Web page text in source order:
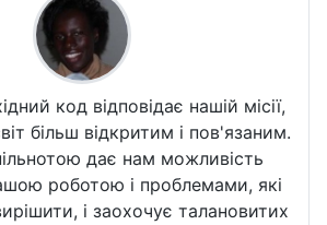
код відповідає нашій місії,
більш відкритим і пов'язаним.
дає нам можливість
роботою і проблемами, які
і заохочує талановитих